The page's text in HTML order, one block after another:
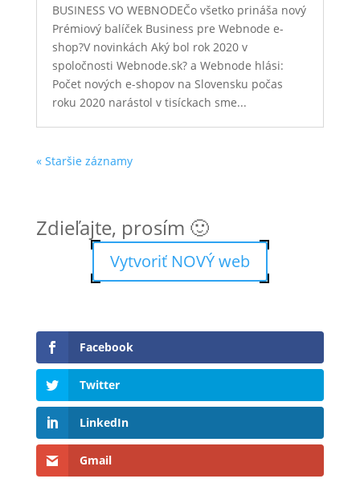
BUSINESS VO WEBNODEČo všetko prináša nový
Prémiový balíček Business pre Webnode e-
shop?V novinkách Aký bol rok 2020 v
spoločnosti Webnode.sk? a Webnode hlási:
Počet nových e-shopov na Slovensku počas
roku 2020 narástol v tisíckach sme...
« Staršie záznamy
Zdieľajte, prosím 🙂
Vytvoriť NOVÝ web
Facebook
Twitter
LinkedIn
Gmail